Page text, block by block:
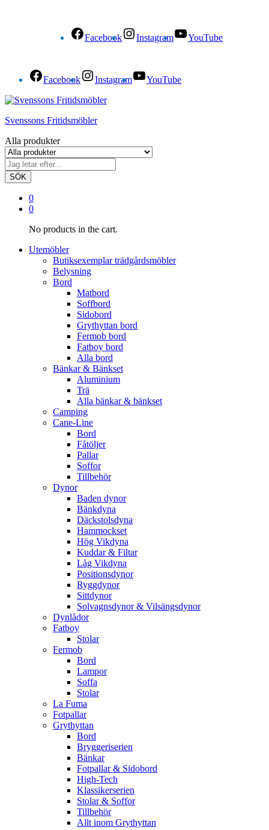
Facebook Instagram YouTube
Facebook Instagram YouTube
Svenssons Fritidsmöbler
Alla produkter
SÖK
0
0
No products in the cart.
Utemöbler
Butiksexemplar trädgårdsmöbler
Belysning
Bord
Matbord
Soffbord
Sidobord
Grythyttan bord
Fermob bord
Fatboy bord
Alla bord
Bänkar & Bänkset
Aluminium
Trä
Alla bänkar & bänkset
Camping
Cane-Line
Bord
Fåtöljer
Pallar
Soffor
Tillbehör
Dynor
Baden dynor
Bänkdyna
Däckstolsdyna
Hammockset
Hög Vikdyna
Kuddar & Filtar
Låg Vikdyna
Positionsdynor
Ryggdynor
Sittdynor
Solvagnsdynor & Vilsängsdynor
Dynlådor
Fatboy
Stolar
Fermob
Bord
Lampor
Soffa
Stolar
La Fuma
Fotpallar
Grythyttan
Bord
Bryggeriserien
Bänkar
Fotpallar & Sidobord
High-Tech
Klassikerserien
Stolar & Soffor
Tillbehör
Allt inom Grythyttan